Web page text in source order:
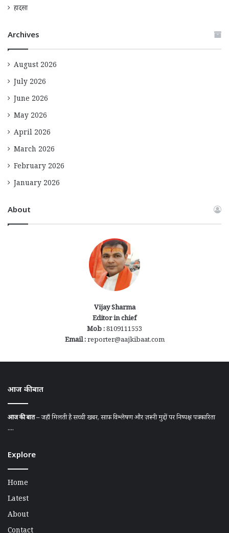
हादसा
Archives
August 2026
July 2026
June 2026
May 2026
April 2026
March 2026
February 2026
January 2026
About
Vijay Sharma
Editor in chief
Mob :8109111553
Email :reporter@aajkibaat.com
आज की बात
आज की बात– जहाँ मिलती है सच्ची खबर, साफ़ विश्लेषण और ज़रूरी मुद्दों पर निष्पक्ष पत्रकारिता
....
Explore
Home
Latest
About